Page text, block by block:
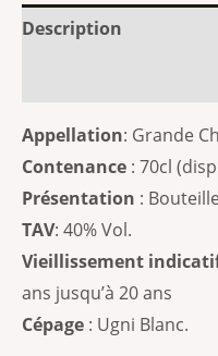
Description
Appellation: Grande
Contenance : 70cl
Présentation :
TAV: 40% Vol.
Vieillissement
ans jusqu’à 20 ans
Cépage : Ugni Blanc.